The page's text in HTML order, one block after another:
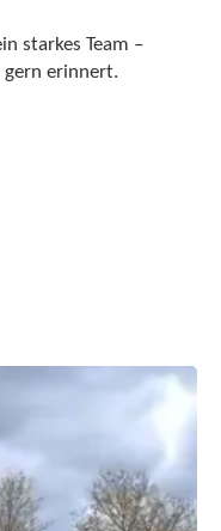
starkes Team –
gern erinnert.